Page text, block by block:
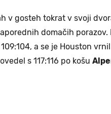
v gosteh tokrat v svoji
domačih porazov.
a se je Houston
s 117:116 po košu